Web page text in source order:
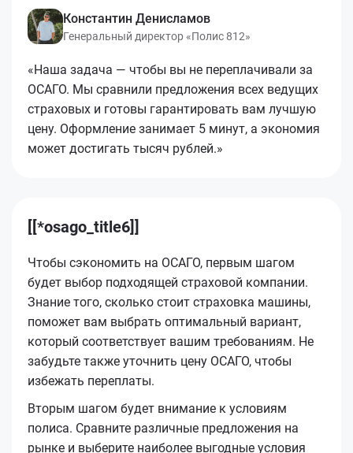
Константин Денисламов
Генеральный директор «Полис 812»
«Наша задача — чтобы вы не переплачивали за
ОСАГО. Мы сравнили предложения всех ведущих
страховых и готовы гарантировать вам лучшую
цену. Оформление занимает 5 минут, а экономия
может достигать тысяч рублей.»
[[*osago_title6]]
Чтобы сэкономить на ОСАГО, первым шагом
будет выбор подходящей страховой компании.
Знание того, сколько стоит страховка машины,
поможет вам выбрать оптимальный вариант,
который соответствует вашим требованиям. Не
забудьте также уточнить цену ОСАГО, чтобы
избежать переплаты.
Вторым шагом будет внимание к условиям
полиса. Сравните различные предложения на
рынке и выберите наиболее выгодные условия